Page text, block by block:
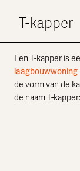
T-kapper
Een T-kapper is
laagbouwwoning
de vorm van de
de naam T-